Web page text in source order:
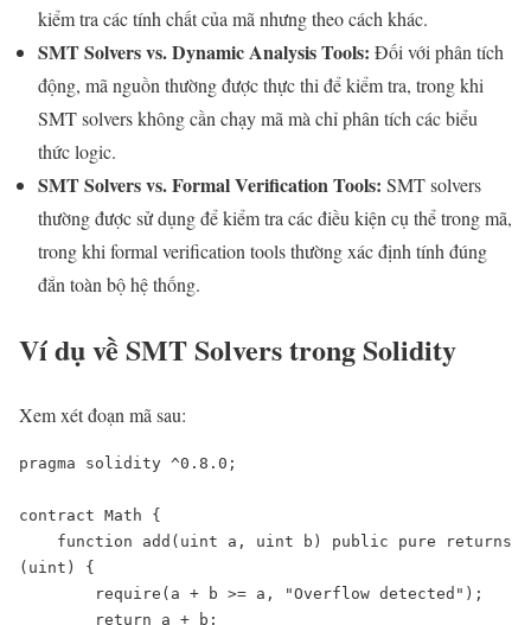
kiểm tra các tính chất của mã nhưng theo cách khác.
SMT Solvers vs. Dynamic Analysis Tools: Đối với phân tích
động, mã nguồn thường được thực thi để kiểm tra, trong khi
SMT solvers không cần chạy mã mà chỉ phân tích các biểu
thức logic.
SMT Solvers vs. Formal Verification Tools: SMT solvers
thường được sử dụng để kiểm tra các điều kiện cụ thể trong mã,
trong khi formal verification tools thường xác định tính đúng
đắn toàn bộ hệ thống.
Ví dụ về SMT Solvers trong Solidity
Xem xét đoạn mã sau:
pragma solidity ^0.8.0;
contract Math {
(uint) {